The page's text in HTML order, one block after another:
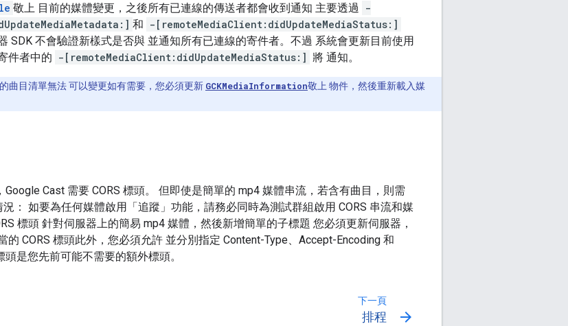
敬上 目前的媒體變更，之後所有已連線的傳送者都會收到通知 主要透過
-
和 -[remoteMediaClient:didUpdateMediaStatus:]
SDK 不會驗證新樣式是否與 並通知所有已連線的寄件者。不過 系統會更新目前使用
件者中的 -[remoteMediaClient:didUpdateMediaStatus:] 將 通知。
曲目清單無法 可以變更如有需要，您必須更新 GCKMediaInformation敬上 物件，然後重新載入媒
Cast 需要 CORS 標頭。 但即使是簡單的 mp4 媒體串流，若含有曲目，則需
況： 如要為任何媒體啟用「追蹤」功能，請務必同時為測試群組啟用 CORS 串流和媒
標頭 針對伺服器上的簡易 mp4 媒體，然後新增簡單的子標題 您必須更新伺服器，
的 CORS 標頭此外，您必須允許 並分別指定 Content-Type、Accept-Encoding 和
是您先前可能不需要的額外標頭。
下一頁
排程 arrow_forward